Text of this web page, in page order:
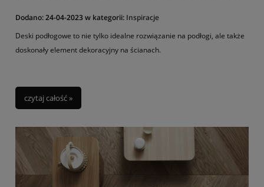
Dodano:24-04-2023w kategorii: Inspiracje
Deski podłogowe to nie tylko idealne rozwiązanie na podłogi, ale także
doskonały element dekoracyjny na ścianach.
czytaj całość »